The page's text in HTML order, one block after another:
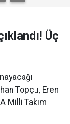
Üç
Topçu, Eren
Milli Takım